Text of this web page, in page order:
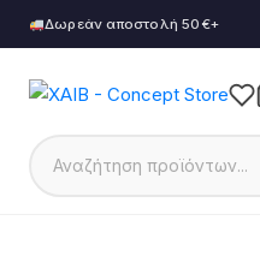
Δωρεάν αποστολή 50€+